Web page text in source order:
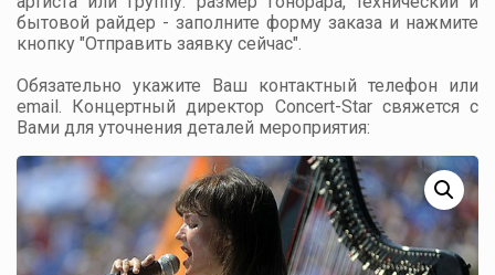
бытовой райдер - заполните форму заказа и нажмите
кнопку "Отправить заявку сейчас".
Обязательно укажите Ваш контактный телефон или
email. Концертный директор Concert-Star свяжется с
Вами для уточнения деталей мероприятия: